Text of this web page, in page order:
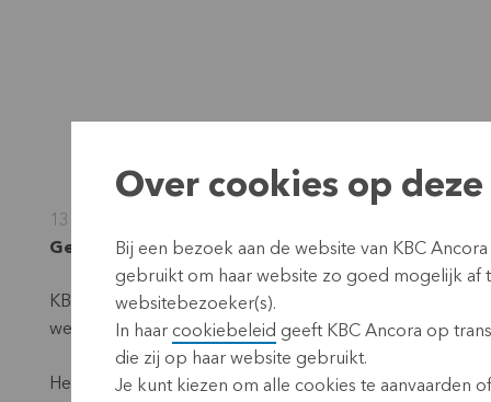
13 maart 2023
Gereglementeerde informatie, voorwetenschap,
KBC Ancora kondigt aan dat het programma inkoop
werd afgerond.
Het inkoopprogramma betrof een bedrag van 50
Over cookies op
Bij een bezoek aan de website van KBC
gebruikt om haar website zo goed mogelijk
websitebezoeker(s).
In haar cookiebeleid geeft KBC Ancora op
die zij op haar website gebruikt.
Je kunt kiezen om alle cookies te aanvaarden